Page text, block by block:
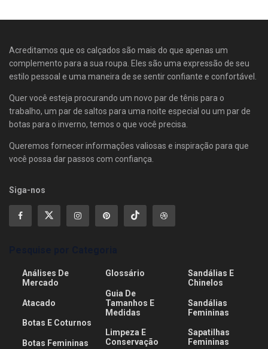
Acreditamos que os calçados são mais do que apenas um
complemento para a sua roupa. Eles são uma expressão de seu
estilo pessoal e uma maneira de se sentir confiante e confortável.
Quer você esteja procurando um novo par de tênis para o
trabalho, um par de saltos para uma noite especial ou um par de
botas para o inverno, temos o que você precisa.
Queremos fornecer informações valiosas e inspiração para que
você possa dar passos com confiança.
Siga-nos
Análises De
Mercado
Atacado
Botas E Coturnos
Botas Femininas
Glossário
Guia De
Tamanhos E
Medidas
Limpeza E
Conservação
Sandálias E
Chinelos
Sandálias
Femininas
Sapatilhas
Femininas